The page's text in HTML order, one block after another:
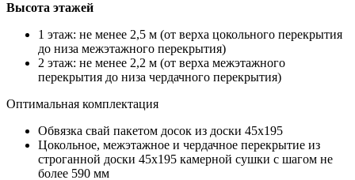
Высота этажей
1 этаж: не менее 2,5 м (от верха цокольного перекрытия
до низа межэтажного перекрытия)
2 этаж: не менее 2,2 м (от верха межэтажного
перекрытия до низа чердачного перекрытия)
Оптимальная комплектация
Обвязка свай пакетом досок из доски 45х195
Цокольное, межэтажное и чердачное перекрытие из
строганной доски 45х195 камерной сушки с шагом не
более 590 мм